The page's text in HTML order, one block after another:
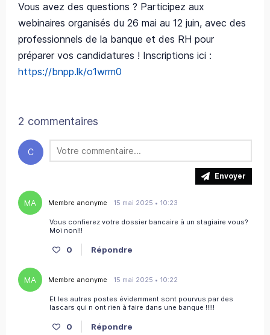
Vous avez des questions ? Participez aux
webinaires organisés du 26 mai au 12 juin, avec des
professionnels de la banque et des RH pour
préparer vos candidatures ! Inscriptions ici :
https://bnpp.lk/o1wrm0
2 commentaires
C
Envoyer
MA Membre anonyme 15 mai 2025 • 10:23
Vous confierez votre dossier bancaire à un stagiaire vous?
Moi non!!!
0 Répondre
MA Membre anonyme 15 mai 2025 • 10:22
Et les autres postes évidemment sont pourvus par des
lascars qui n ont rien à faire dans une banque !!!!!
0 Répondre